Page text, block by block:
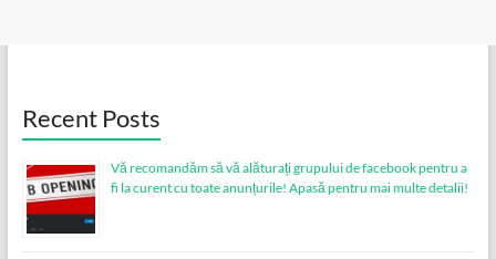
Recent Posts
Vă recomandăm să vă alăturați grupului de facebook pentru a
fi la curent cu toate anunțurile! Apasă pentru mai multe detalii!